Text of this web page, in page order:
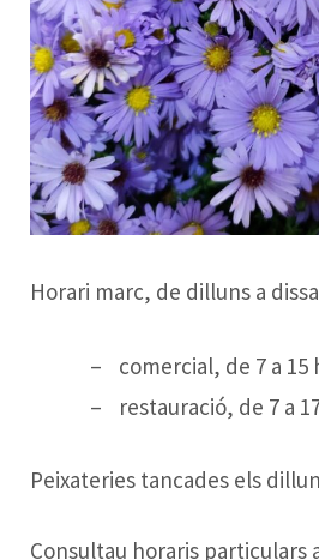
Horari marc, de dilluns a
comercial, de 7 a 15
restauració, de 7 a
Peixateries tancades els
Consultau horaris particulars